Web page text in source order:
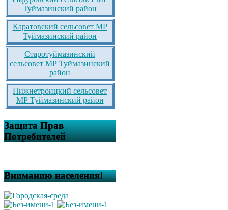
Туймазинский район
Каратовский сельсовет МР
Туймазинский район
Старотуймазинский
сельсовет МР Туймазинский
район
Нижнетроицкий сельсовет
МР Туймазинский район
Защита Прав
Потребителей
Вниманию населения!